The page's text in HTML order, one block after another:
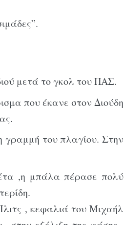
μετά το γκολ του ΠΑΣ.
που έκανε στον Διούδη
γραμμή του πλαγίου. Στην
,η μπάλα πέρασε πολύ
, κεφαλιά του Μιχαήλ